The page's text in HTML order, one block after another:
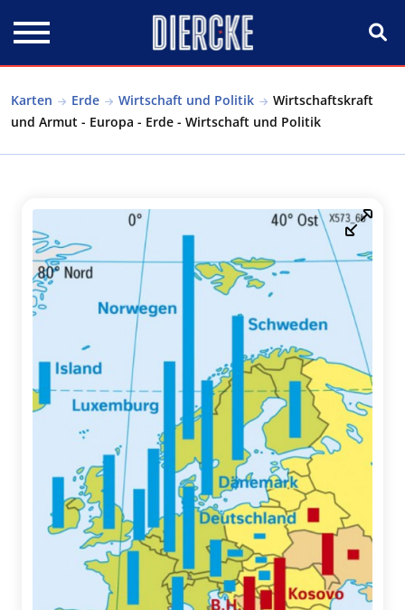
Karten Erde Wirtschaft und Politik
Wirtschaftskraft
und Armut - Europa - Erde - Wirtschaft und Politik